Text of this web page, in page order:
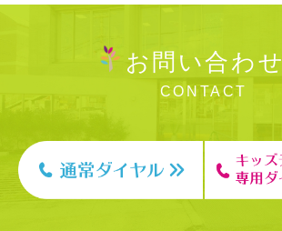
お問い合わせ
CONTACT